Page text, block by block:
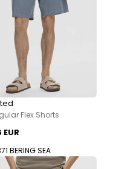
Flex Shorts
BERING SEA